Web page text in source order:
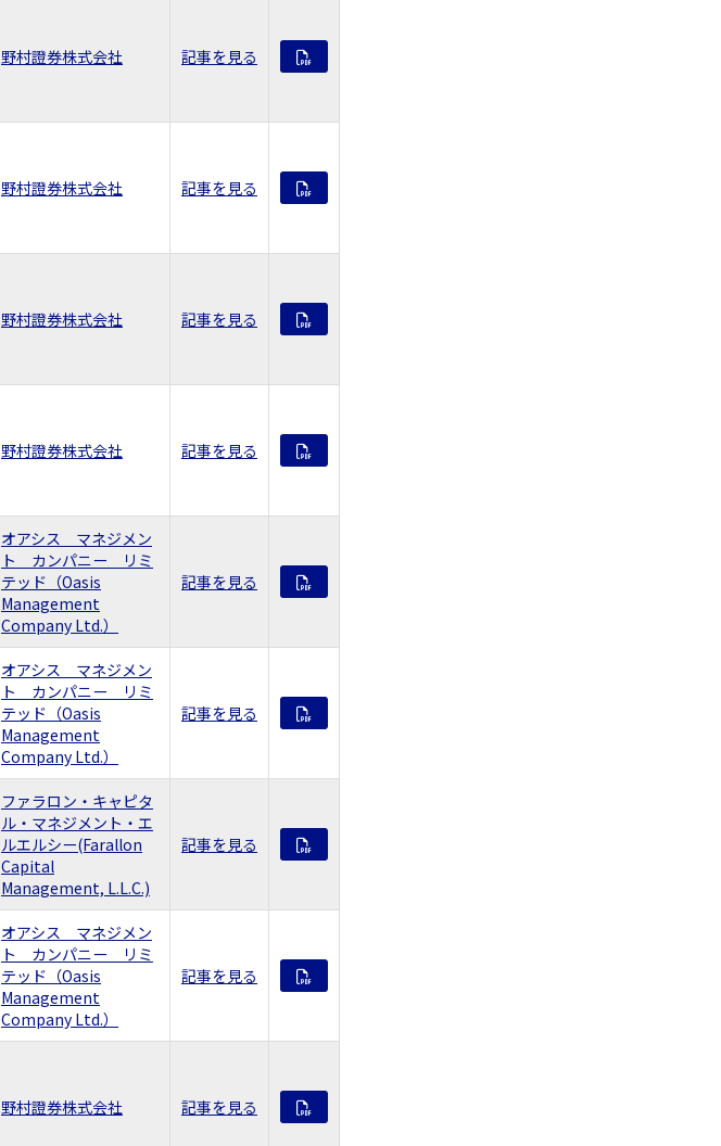
野村證券株式会社 記事を見る
野村證券株式会社 記事を見る
野村證券株式会社 記事を見る
野村證券株式会社 記事を見る
オアシス マネジメン
ト カンパニー リミ
テッド（Oasis
Management
Company Ltd.）
記事を見る
オアシス マネジメン
ト カンパニー リミ
テッド（Oasis
Management
Company Ltd.）
記事を見る
ファラロン・キャピタ
ル・マネジメント・エ
ルエルシー(Farallon
Capital
Management, L.L.C.)
記事を見る
オアシス マネジメン
ト カンパニー リミ
テッド（Oasis
Management
Company Ltd.）
記事を見る
野村證券株式会社 記事を見る